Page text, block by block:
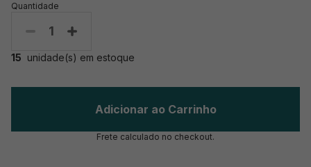
Quantidade
1
15 unidade(s) em estoque
Adicionar ao Carrinho
Frete calculado no checkout.